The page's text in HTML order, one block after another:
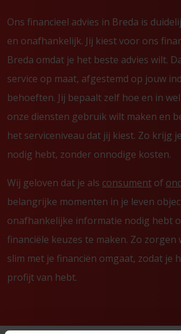
Ons financieel advies in Breda is
en onafhankelijk. Jij kiest voor ons
Breda omdat je het beste advies wilt.
service op maat, afgestemd op jouw
behoeften. Jij bepaalt zelf hoe en in
onze diensten gebruik wilt maken en
het serviceniveau dat jij kiest. Zo krijg
nodig hebt, zonder onnodige kosten.
Wij geloven dat je als consument of
belangrijke momenten in je leven
onafhankelijke informatie nodig hebt
financiële keuzes te maken. Zo zorgen
slim met je financiën omgaat, zodat je
profijt van hebt.